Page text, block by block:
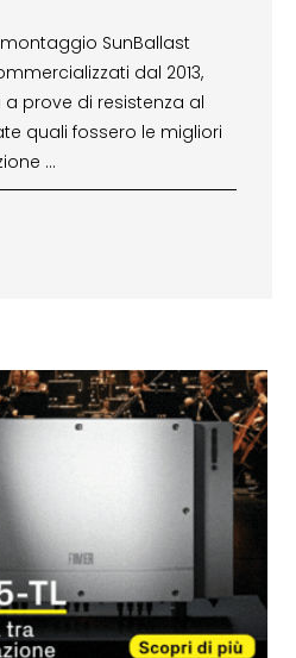
SunBallast
dal 2013,
prove di resistenza al
quali fossero le migliori
…